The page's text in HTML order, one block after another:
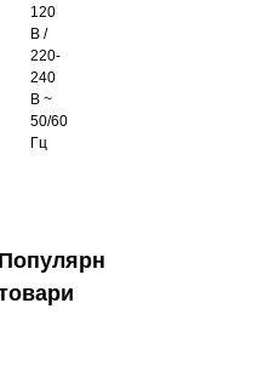
120
В /
220-
240
В ~
50/60
Гц